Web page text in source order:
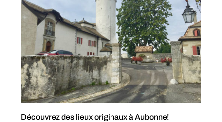
Découvrez des lieux originaux à Aubonne!